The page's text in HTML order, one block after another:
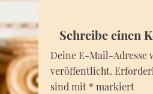
Schreibe einen
Deine E-Mail-Adresse
veröffentlicht.
sind mit * markiert